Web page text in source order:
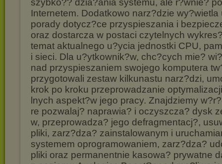
szybko?? dzia?ania systemu, ale r?wnie?
Internetem. Dodatkowo narz?dzie
porady dotycz?ce przyspieszania i
oraz dostarcza w postaci czytelnych
temat aktualnego u?ycia jednostki CPU,
i sieci. Dla u?ytkownik?w, chc?cych mie?
nad przyspieszaniem swojego komputera
przygotowali zestaw kilkunastu narz?dzi,
krok po kroku przeprowadzanie
lnych aspekt?w jego pracy. Znajdziemy
re pozwalaj? naprawia? i oczyszcza? dysk
w, przeprowadza? jego defragmentacj?,
pliki, zarz?dza? zainstalowanym i
systemem oprogramowaniem, zarz?dza?
pliki oraz permanentnie kasowa? prywatne